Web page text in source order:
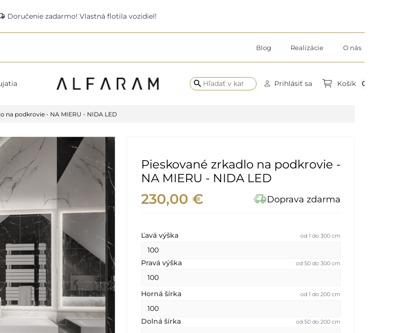
Doručenie zadarmo! Vlastná flotila vozidiel!
Blog Realizácie O nás
search Prihlásiť sa Košík 0
na podkrovie - NA MIERU - NIDA LED
Pieskované zrkadlo na podkrovie -
NA MIERU - NIDA LED
230,00 € delivery_truck_speedDoprava zdarma
Ľavá výška od 1 do 300 cm
Pravá výška od 50 do 300 cm
Horná šírka od 1 do 200 cm
Dolná šírka od 50 do 200 cm